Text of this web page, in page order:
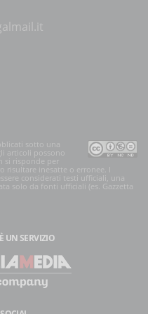
sotto una
articoli possono
si risponde per
risultare inesatte o erronee. I
considerati testi ufficiali, una
solo da fonti ufficiali (es. Gazzetta
È UN SERVIZIO